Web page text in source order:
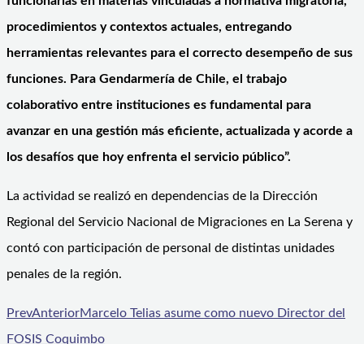
procedimientos y contextos actuales, entregando
herramientas relevantes para el correcto desempeño de sus
funciones. Para Gendarmería de Chile, el trabajo
colaborativo entre instituciones es fundamental para
avanzar en una gestión más eficiente, actualizada y acorde a
los desafíos que hoy enfrenta el servicio público”.
La actividad se realizó en dependencias de la Dirección
Regional del Servicio Nacional de Migraciones en La Serena y
contó con participación de personal de distintas unidades
penales de la región.
PrevAnteriorMarcelo Telias asume como nuevo Director del
FOSIS Coquimbo